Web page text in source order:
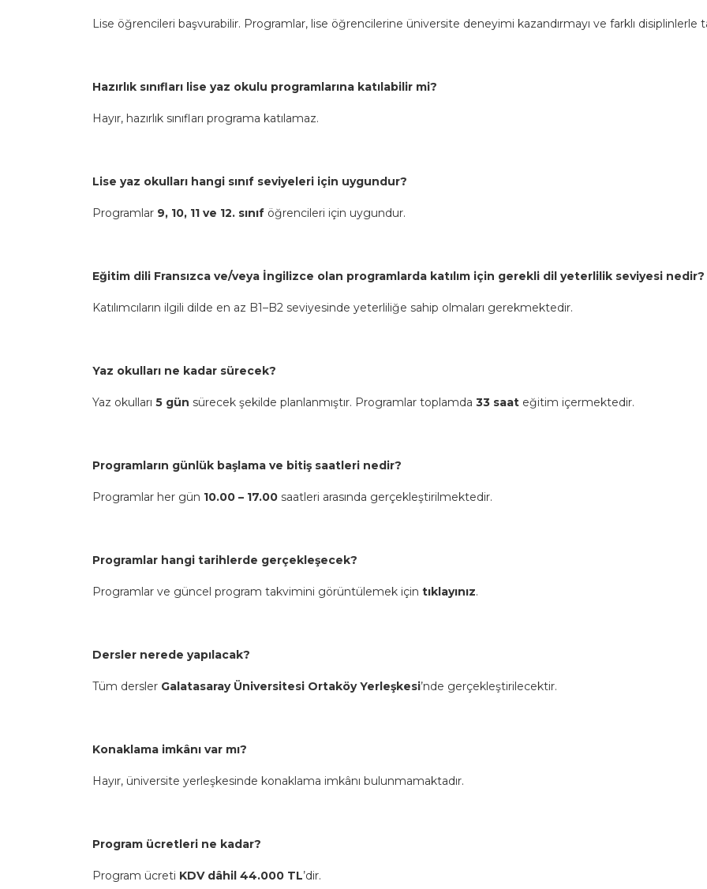
Lise öğrencileri başvurabilir. Programlar, lise öğrencilerine üniversite deneyimi kazandırmayı ve farklı disiplinlerle
Hazırlık sınıfları lise yaz okulu programlarına katılabilir mi?
Hayır, hazırlık sınıfları programa katılamaz.
Lise yaz okulları hangi sınıf seviyeleri için uygundur?
Programlar 9, 10, 11 ve 12. sınıf öğrencileri için uygundur.
Eğitim dili Fransızca ve/veya İngilizce olan programlarda katılım için gerekli dil yeterlilik seviyesi nedir?
Katılımcıların ilgili dilde en az B1–B2 seviyesinde yeterliliğe sahip olmaları gerekmektedir.
Yaz okulları ne kadar sürecek?
Yaz okulları 5 gün sürecek şekilde planlanmıştır. Programlar toplamda 33 saat eğitim içermektedir.
Programların günlük başlama ve bitiş saatleri nedir?
Programlar her gün 10.00 – 17.00 saatleri arasında gerçekleştirilmektedir.
Programlar hangi tarihlerde gerçekleşecek?
Programlar ve güncel program takvimini görüntülemek için tıklayınız.
Dersler nerede yapılacak?
Tüm dersler Galatasaray Üniversitesi Ortaköy Yerleşkesi’nde gerçekleştirilecektir.
Konaklama imkânı var mı?
Hayır, üniversite yerleşkesinde konaklama imkânı bulunmamaktadır.
Program ücretleri ne kadar?
Program ücreti KDV dâhil 44.000 TL’dir.